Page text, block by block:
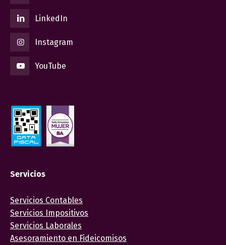
LinkedIn
Instagram
YouTube
Servicios
Servicios Contables
Servicios Impositivos
Servicios Laborales
Asesoramiento en Fideicomisos